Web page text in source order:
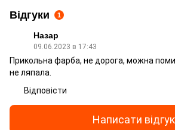
Відгуки 1
Назар
09.06.2023 в 17:43
Прикольна фарба, не дорога, можна
не ляпала.
Відповісти
Написати відгук